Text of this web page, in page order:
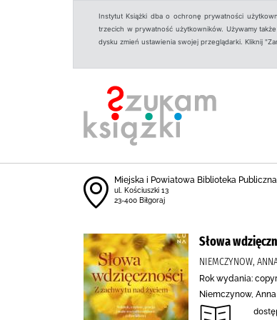
Instytut Książki dba o ochronę prywatności
trzecich w prywatność użytkowników. Używamy
dysku zmień ustawienia swojej przeglądarki. Kliknij
Miejska i Powiatowa Biblioteka
ul. Kościuszki 13
23-400 Biłgoraj
Słowa
NIEMCZYNOW,
Rok wydania:
Niemczynow,